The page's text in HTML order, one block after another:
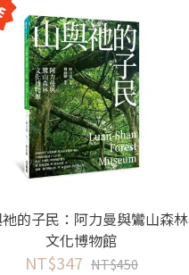
的子民：阿力曼與鸞山森林
文化博物館
NT$347 NT$450